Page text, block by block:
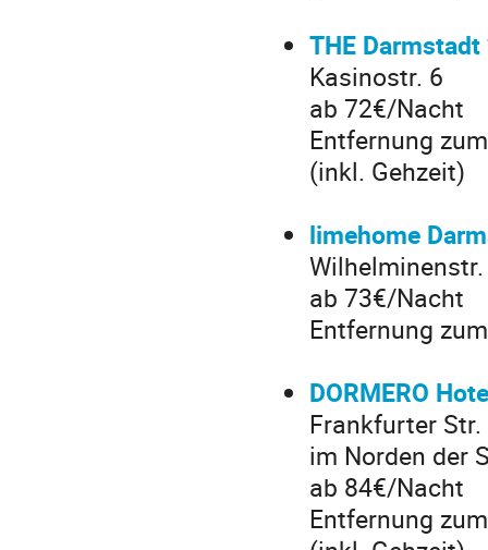
THE
Kasinostr. 6
ab 72€/Nacht
Entfernung
(inkl. Gehzeit)
limehome
ab 73€/Nacht
Entfernung
DORMERO
Frankfurter Str.
im Norden der
ab 84€/Nacht
Entfernung